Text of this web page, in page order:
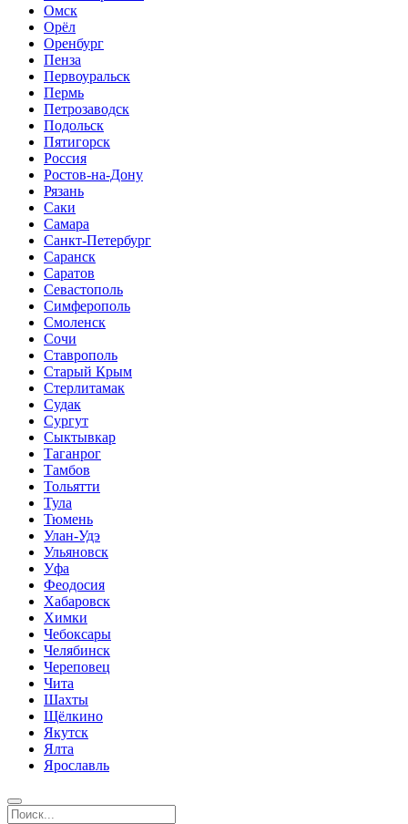
Омск
Орёл
Оренбург
Пенза
Первоуральск
Пермь
Петрозаводск
Подольск
Пятигорск
Россия
Ростов-на-Дону
Рязань
Саки
Самара
Санкт-Петербург
Саранск
Саратов
Севастополь
Симферополь
Смоленск
Сочи
Ставрополь
Старый Крым
Стерлитамак
Судак
Сургут
Сыктывкар
Таганрог
Тамбов
Тольятти
Тула
Тюмень
Улан-Удэ
Ульяновск
Уфа
Феодосия
Хабаровск
Химки
Чебоксары
Челябинск
Череповец
Чита
Шахты
Щёлкино
Якутск
Ялта
Ярославль